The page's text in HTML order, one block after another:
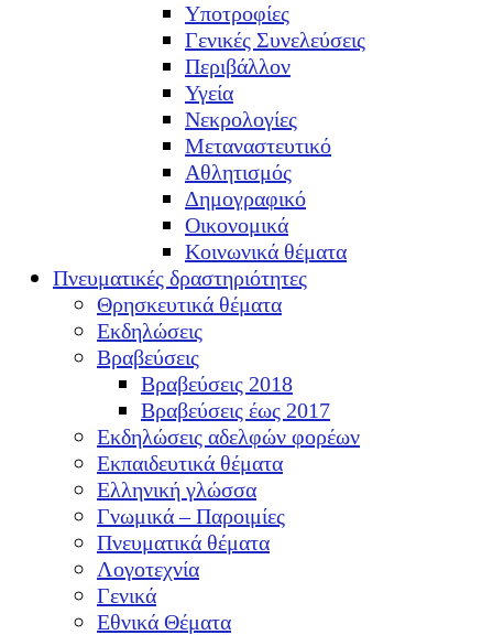
Υποτροφίες
Γενικές Συνελεύσεις
Περιβάλλον
Υγεία
Νεκρολογίες
Μεταναστευτικό
Αθλητισμός
Δημογραφικό
Οικονομικά
Κοινωνικά θέματα
Πνευματικές δραστηριότητες
Θρησκευτικά θέματα
Εκδηλώσεις
Βραβεύσεις
Βραβεύσεις 2018
Βραβεύσεις έως 2017
Εκδηλώσεις αδελφών φορέων
Εκπαιδευτικά θέματα
Ελληνική γλώσσα
Γνωμικά – Παροιμίες
Πνευματικά θέματα
Λογοτεχνία
Γενικά
Εθνικά Θέματα